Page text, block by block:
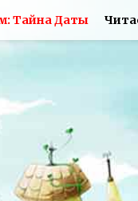
Тайна Даты